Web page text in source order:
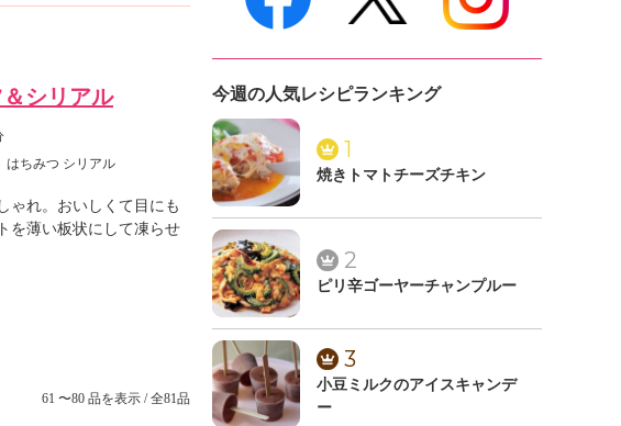
シリアル
はちみつ シリアル
ゃれ。おいしくて目にも
を薄い板状にして凍らせ
61 〜80 品を表示 / 全81品
今週の人気レシピランキング
1
焼きトマトチーズチキン
2
ピリ辛ゴーヤーチャンプルー
3
小豆ミルクのアイスキャンデ
ー